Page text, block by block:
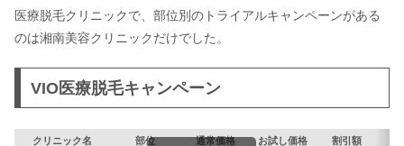
医療脱毛クリニックで、部位別のトライアルキャンペーンがある
のは湘南美容クリニックだけでした。
VIO医療脱毛キャンペーン
クリニック名 部位 通常価格 お試し価格 割引額